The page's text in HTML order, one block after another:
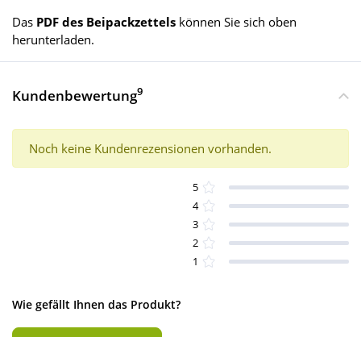
Das PDF des Beipackzettels können Sie sich oben
herunterladen.
Kundenbewertung9
Noch keine Kundenrezensionen vorhanden.
5
4
3
2
1
Wie gefällt Ihnen das Produkt?